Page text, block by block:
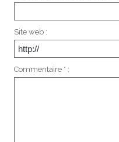
Site web :
Commentaire * :